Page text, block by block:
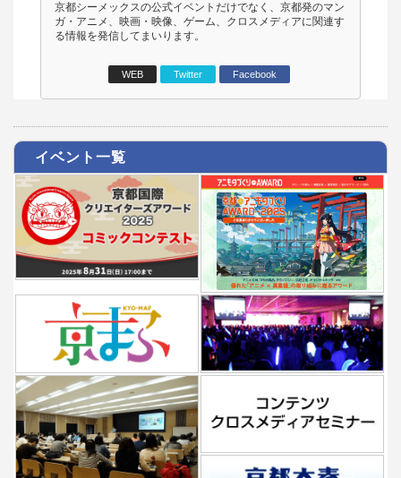
京都シーメックスの公式イベントだけでなく、京都発のマン
ガ・アニメ、映画・映像、ゲーム、クロスメディアに関連す
る情報を発信してまいります。
WEB Twitter Facebook
イベント一覧